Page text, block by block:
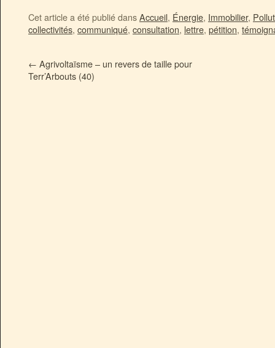
Cet article a été publié dansAccueil, Énergie, Immobilier,
collectivités, communiqué, consultation, lettre, pétition,
← Agrivoltaïsme – un revers de taille pour
Terr’Arbouts (40)